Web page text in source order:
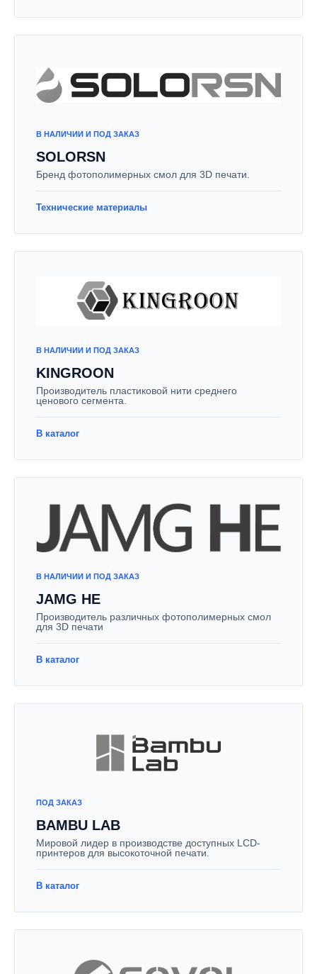
В НАЛИЧИИ И ПОД ЗАКАЗ
SOLORSN
Бренд фотополимерных смол для 3D печати.
Технические материалы
В НАЛИЧИИ И ПОД ЗАКАЗ
KINGROON
Производитель пластиковой нити среднего
ценового сегмента.
В каталог
В НАЛИЧИИ И ПОД ЗАКАЗ
JAMG HE
Производитель различных фотополимерных смол
для 3D печати
В каталог
ПОД ЗАКАЗ
BAMBU LAB
Мировой лидер в производстве доступных LCD-
принтеров для высокоточной печати.
В каталог